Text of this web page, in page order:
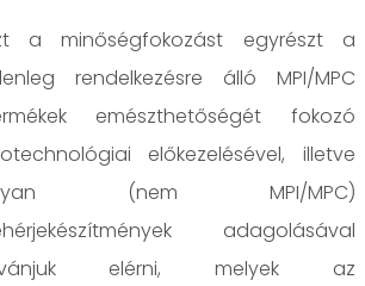
a minőségfokozást egyrészt a
rendelkezésre álló MPI/MPC
emészthetőségét fokozó
előkezelésével, illetve
(nem MPI/MPC)
adagolásával
elérni, melyek az